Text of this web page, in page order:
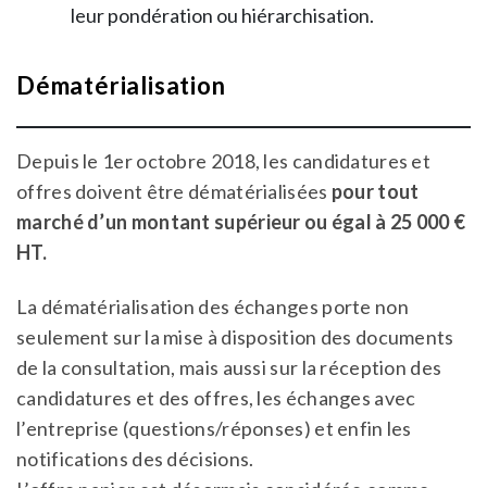
leur pondération ou hiérarchisation.
Dématérialisation
Depuis le 1er octobre 2018, les candidatures et
offres doivent être dématérialisées pour tout
marché d’un montant supérieur ou égal à 25 000 €
HT.
La dématérialisation des échanges porte non
seulement sur la mise à disposition des documents
de la consultation, mais aussi sur la réception des
candidatures et des offres, les échanges avec
l’entreprise (questions/réponses) et enfin les
notifications des décisions.